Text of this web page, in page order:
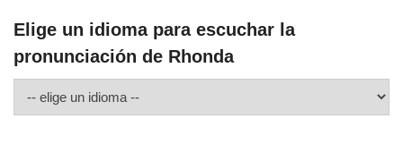
Elige un idioma para escuchar la
pronunciación de Rhonda